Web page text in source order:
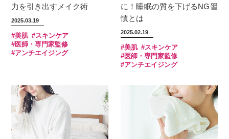
力を引き出すメイク術
2025.03.19
#美肌 #スキンケア
#医師・専門家監修
#アンチエイジング
に！睡眠の質を下げるNG習
慣とは
2025.02.19
#美肌 #スキンケア
#医師・専門家監修
#アンチエイジング